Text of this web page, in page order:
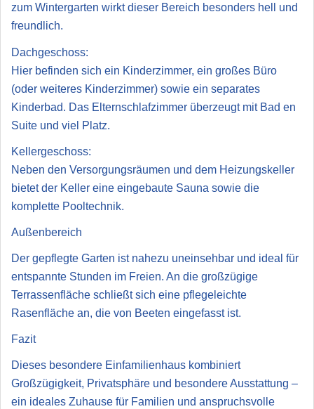
zum Wintergarten wirkt dieser Bereich besonders hell und
freundlich.
Dachgeschoss:
Hier befinden sich ein Kinderzimmer, ein großes Büro
(oder weiteres Kinderzimmer) sowie ein separates
Kinderbad. Das Elternschlafzimmer überzeugt mit Bad en
Suite und viel Platz.
Kellergeschoss:
Neben den Versorgungsräumen und dem Heizungskeller
bietet der Keller eine eingebaute Sauna sowie die
komplette Pooltechnik.
Außenbereich
Der gepflegte Garten ist nahezu uneinsehbar und ideal für
entspannte Stunden im Freien. An die großzügige
Terrassenfläche schließt sich eine pflegeleichte
Rasenfläche an, die von Beeten eingefasst ist.
Fazit
Dieses besondere Einfamilienhaus kombiniert
Großzügigkeit, Privatsphäre und besondere Ausstattung –
ein ideales Zuhause für Familien und anspruchsvolle